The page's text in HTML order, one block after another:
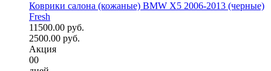
Коврики салона (кожаные) BMW X5 2006-2013 (черные)
Fresh
11500.00 руб.
2500.00 руб.
Акция
00